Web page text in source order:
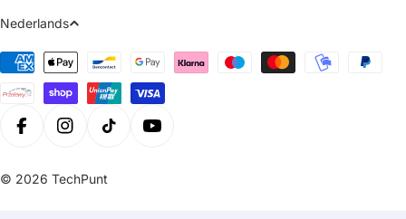
Taal
Nederlands
Betaalmethoden
FacebookInstagramTiktok
© 2026 TechPunt